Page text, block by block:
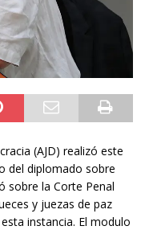
(AJD) realizó este
del diplomado sobre
sobre la Corte Penal
y juezas de paz
instancia. El modulo